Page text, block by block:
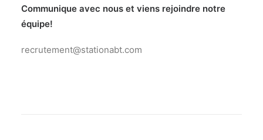
Communique avec nous et viens rejoindre notre
équipe!
recrutement@stationabt.com